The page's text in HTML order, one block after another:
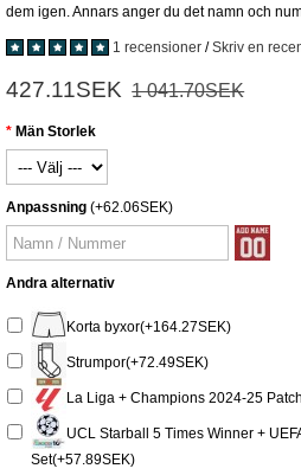
dem igen. Annars anger du det namn och
1 recensioner /Skriv en
427.11SEK 1 041.70SEK
Män Storlek
Anpassning (+62.06SEK)
Andra alternativ
Korta byxor(+164.27SEK)
Strumpor(+72.49SEK)
La Liga + Champions 2024-25
UCL Starball 5 Times Winner +
Set(+57.89SEK)